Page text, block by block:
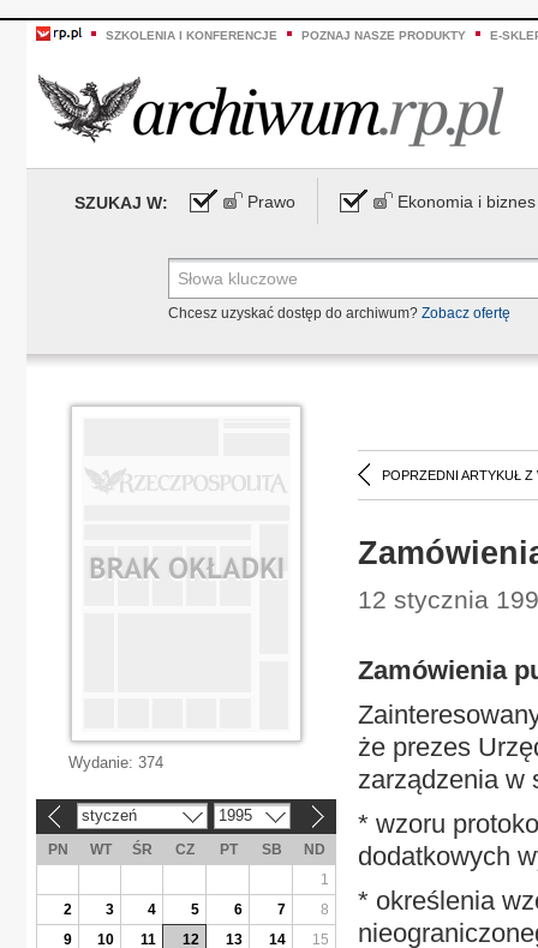
SZKOLENIA I KONFERENCJE POZNAJ NASZE PRODUKTY E-
SZUKAJ W: Prawo Ekonomia i biznes
Chcesz uzyskać dostęp do archiwum? Zobacz ofertę
POPRZEDNI ARTYKUŁ Z
12 stycznia
Zamówienia
że prezes
zarządzenia w
* wzoru
dodatkowych
* określenia
Wydanie: 374
styczeń 1995
PN WT ŚR CZ PT SB
ND
1
2
3 4 5 6 7
8
9
10 11 12 13 14
15